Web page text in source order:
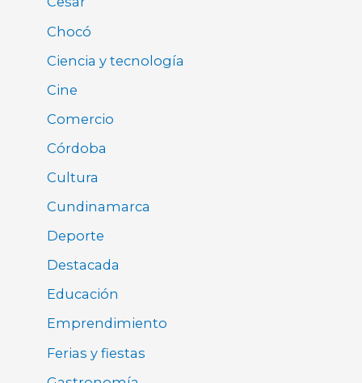
Chocó
Ciencia y tecnología
Cine
Comercio
Córdoba
Cultura
Cundinamarca
Deporte
Destacada
Educación
Emprendimiento
Ferias y fiestas